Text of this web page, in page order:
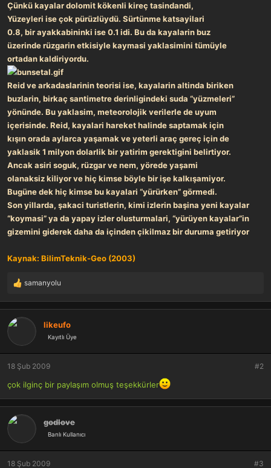
Çünkü kayalar dolomit kökenli kireç tasindandi,
Yüzeyleri ise çok pürüzlüydü. Sürtünme katsayilari
0.8, bir ayakkabininki ise 0.1 idi. Bu da kayalarin buz
üzerinderüzgarin etkisiyle kaymasi yaklasimini tümüyle
ortadankaldiriyordu.
Reid ve arkadaslarinin teorisi ise, kayalarin altinda biriken
buzlarin, birkaç santimetre derinligindeki suda “yüzmeleri”
yönünde. Bu yaklasim, meteorolojik verilerle de uyum
içerisinde. Reid, kayalari hareket halinde saptamak için
kışın orada aylarca yaşamak ve yeterli araç gereç için de
yaklasik 1 milyon dolarlik bir yatirim gerektigini belirtiyor.
Ancak asiri soguk, rüzgar ve nem, yörede yaşami
olanaksiz kiliyor ve hiç kimse böyle bir işe kalkışamiyor.
Bugüne dek hiç kimse bu kayalari “yürürken” görmedi.
Son yillarda, şakaci turistlerin, kimi izlerin başina yeni kayalar
“koymasi” ya da yapay izler olusturmalari, “yürüyen kayalar”in
gizemini giderek daha da içinden çikilmaz bir duruma getiriyor
Kaynak: BilimTeknik-Geo (2003)
T
p
k
l
e
r
samanyolu
likeufo
Kayıtlı Üye
18 Şub 2009 #2
çok ilginç bir paylaşım olmuş teşekkürler
godlove
Banlı Kullanıcı
18 Şub 2009 #3